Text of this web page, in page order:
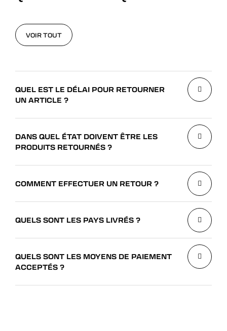
VOIR TOUT
QUEL EST LE DÉLAI POUR RETOURNER
UN ARTICLE ?
DANS QUEL ÉTAT DOIVENT ÊTRE LES
PRODUITS RETOURNÉS ?
COMMENT EFFECTUER UN RETOUR ?
QUELS SONT LES PAYS LIVRÉS ?
QUELS SONT LES MOYENS DE PAIEMENT
ACCEPTÉS ?